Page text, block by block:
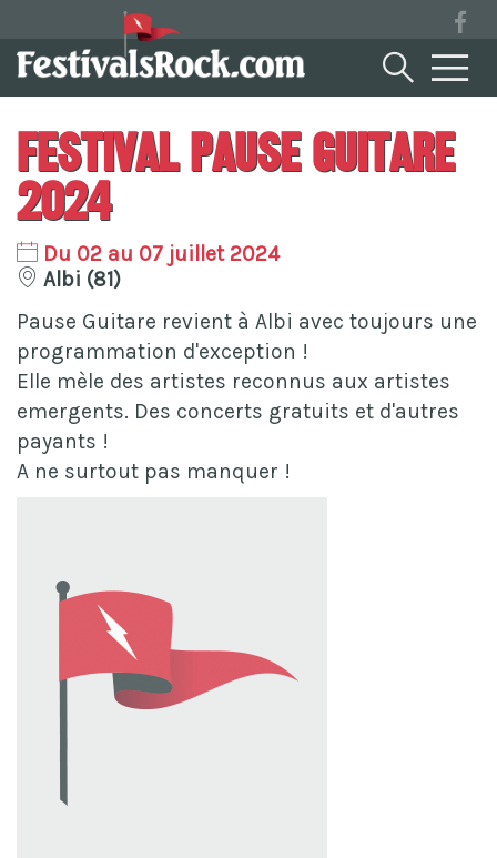
Festival Pause Guitare
2024
Du 02 au 07 juillet 2024
Albi (81)
Pause Guitare revient à Albi avec toujours une
programmation d'exception !
Elle mèle des artistes reconnus aux artistes
emergents. Des concerts gratuits et d'autres
payants !
A ne surtout pas manquer !